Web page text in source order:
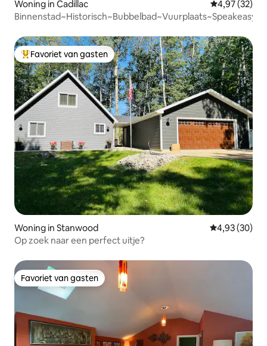
Woning in Cadillac Gemiddelde
4,97 (32)
Topfavoriet van gasten
Favoriet van gasten
Woning in Stanwood Gemiddelde
4,93 (30)
Op zoek naar een perfect uitje?
Favoriet van gasten
Favoriet van gasten